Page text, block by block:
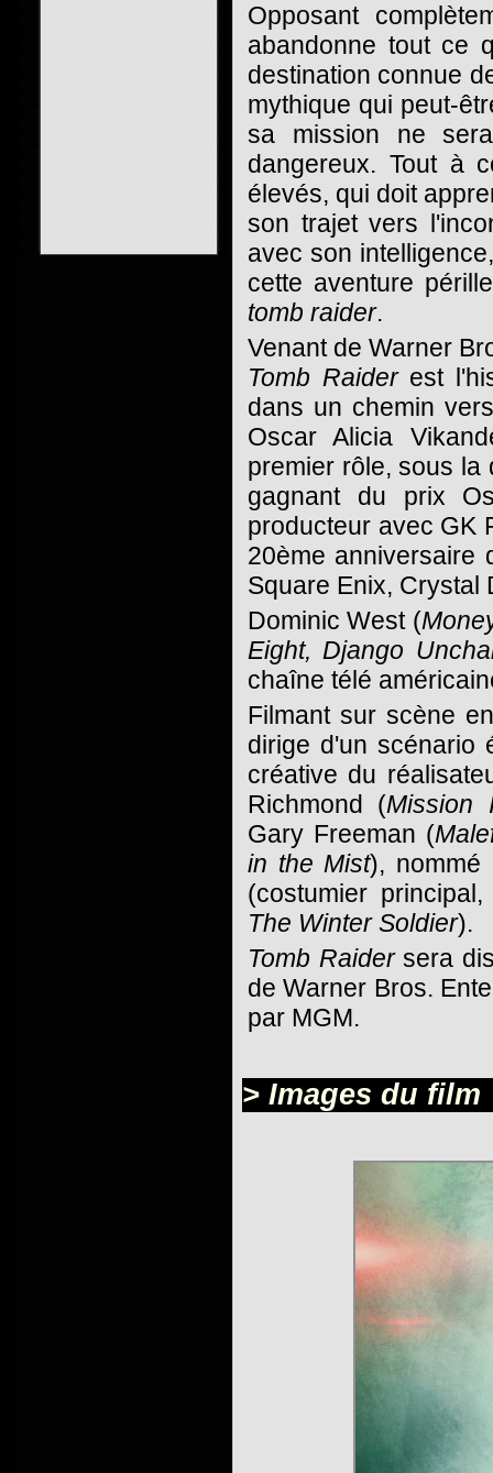
Opposant
abandonne tout ce
destination connue
mythique qui peut-
sa mission ne
dangereux. Tout à
élevés, qui doit
son trajet vers
avec son
cette aventure
tomb raider.
Venant de Warner
Tomb Raiderest
dans un chemin
Oscar Alicia
premier rôle, sous la
gagnant du prix
producteur avec GK
20ème anniversaire
Square Enix, Crystal
Dominic West (
Eight, Django
chaîne télé
Filmant sur scène
dirige d'un scénario
créative du
Richmond (Mission
Gary Freeman (
in the Mist), nommé
(costumier
The Winter Soldier).
Tomb Raidersera
de Warner Bros.
par MGM.
> Images du film